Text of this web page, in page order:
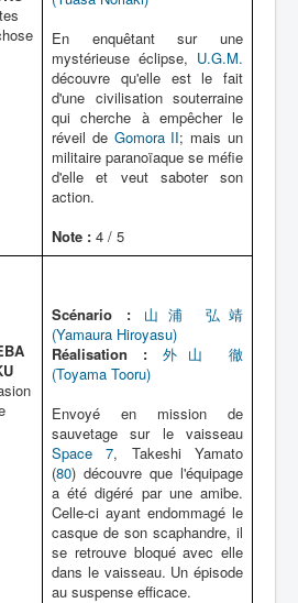
En enquêtant sur une
mystérieuse éclipse, U.G.M.
découvre qu'elle est le fait
d'une civilisation souterraine
qui cherche à empêcher le
réveil de Gomora II; mais un
militaire paranoïaque se méfie
d'elle et veut saboter son
action.
Note : 4 / 5
Scénario :
山浦 弘靖
(Yamaura Hiroyasu)
Réalisation :
外山 徹
(Toyama Tooru)
Envoyé en mission de
sauvetage sur le vaisseau
Space 7, Takeshi Yamato
(80) découvre que l'équipage
a été digéré par une amibe.
Celle-ci ayant endommagé le
casque de son scaphandre, il
se retrouve bloqué avec elle
dans le vaisseau. Un épisode
au suspense efficace.